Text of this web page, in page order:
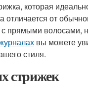
которая
отличается от
прямыми волосами,
вы можете
стиля.
стрижек